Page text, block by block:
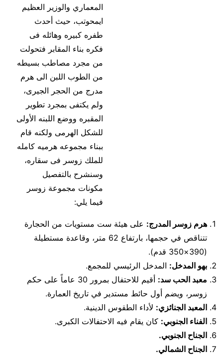
المعماري والوزير العظيم
ايمحوتب، حيث أحدث
طفره كبيره وهائله فى
فكره بناء المقابر فتحولت
من مجرد مصاطب بسيطه
من الطوب اللبن الى هرم
مدرج من الحجر الجيرى،
ولم يكتفى بمجرد تطوير
المقبره ووضع اللبنه الأولى
للشكل الهرمى ولكنه قام
ببناء مجموعه هرميه كامله
للملك زوسر فى سقاره،
وسنشرح بالتفصيل
مكونات مجموعة زوسر
فيما يلي:
هرم زوسر المدرج: على هيئة ست مستويات من الحجارة
تتناقص في حجمها، بارتفاع 62 متر، وقاعدة مستطيلة
(390×350 قدم).
بهو المدخل: المدخل الرئيسي للمجمع.
معبد الحب سد:
أقيم للاحتفال بمرور 30 عاماً على حكم
زوسر، ويضم أول حائط مستدير في تاريخ العمارة.
المعبد الجنائزي: لأداء الطقوس الدينية.
الفناء الجنوبي: كان يقام فيه الاحتفالات الكبرى.
الجناح الجنوبي.
الجناح الشمالي.